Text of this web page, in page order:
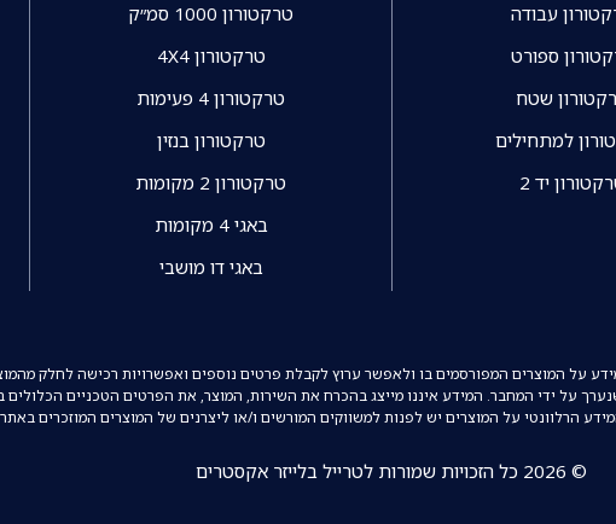
עבודה
ספורט
שטח
למתחילים
יד 2
טרקטורון 1000 סמ״ק
טרקטורון 4X4
טרקטורון 4 פעימות
טרקטורון בנזין
טרקטורון 2 מקומות
באגי 4 מקומות
באגי דו מושבי
על המוצרים המפורסמים בו ולאפשר ערוץ לקבלת פרטים נוספים ואפשרויות רכישה לחלק
על ידי המחבר. המידע איננו מייצג בהכרח את השירות, המוצר, את הפרטים הטכניים הכלולים
הרלוונטי על המוצרים יש לפנות למשווקים המורשים ו/או ליצרנים של המוצרים המוזכרים
© 2026 כל הזכויות שמורות לטרייל בלייזר אקסטרים